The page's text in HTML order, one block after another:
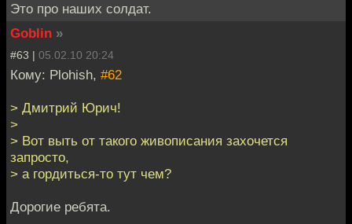
Это про наших солдат.
Goblin »
#63 | 05.02.10 20:24
Кому: Plohish, #62
> Дмитрий Юрич!
>
> Вот выть от такого живописания захочется
запросто,
> а гордиться-то тут чем?
Дорогие ребята.